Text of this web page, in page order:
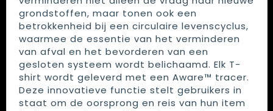
grondstoffen, maar tonen ook een
betrokkenheid bij een circulaire levenscyclus,
waarmee de essentie van het verminderen
van afval en het bevorderen van een
gesloten systeem wordt belichaamd. Elk T-
shirt wordt geleverd met een Aware™ tracer.
Deze innovatieve functie stelt gebruikers in
staat om de oorsprong en reis van hun item